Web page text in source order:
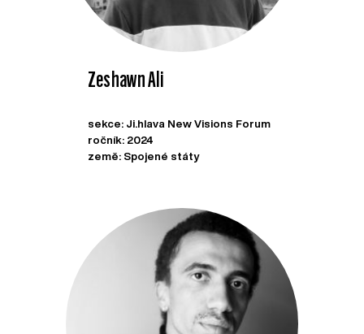
Zeshawn Ali
sekce: Ji.hlava New Visions Forum
ročník: 2024
země: Spojené státy